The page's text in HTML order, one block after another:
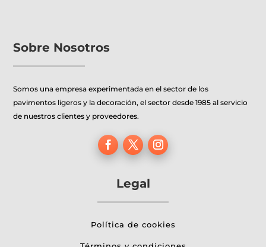
Sobre Nosotros
Somos una empresa experimentada en el sector de los
pavimentos ligeros y la decoración, el sector desde 1985 al servicio
de nuestros clientes y proveedores.
Legal
Política de cookies